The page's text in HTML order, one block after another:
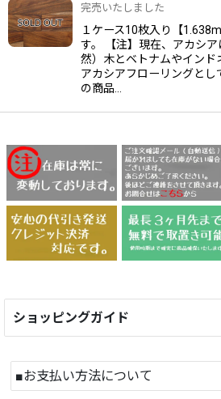
完売いたしました
１ケース10枚入り【
す。 【注】現在、アカシ
然）木とベトナムやインド
アカシアフローリングとし
の商品…
ショッピングガイド
■お支払い方法について